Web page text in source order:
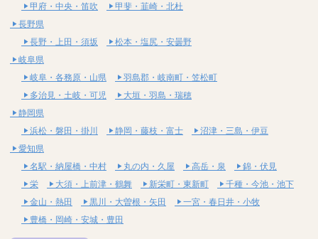
甲府・中央・笛吹
甲斐・韮崎・北杜
長野県
長野・上田・須坂
松本・塩尻・安曇野
岐阜県
岐阜・各務原・山県
羽島郡・岐南町・笠松町
多治見・土岐・可児
大垣・羽島・瑞穂
静岡県
浜松・磐田・掛川
静岡・藤枝・富士
沼津・三島・伊豆
愛知県
名駅・納屋橋・中村
丸の内・久屋 高岳・泉
錦・伏見
栄
大須・上前津・鶴舞 新栄町・東新町
千種・今池・池下
金山・熱田
黒川・大曽根・矢田
一宮・春日井・小牧
豊橋・岡崎・安城・豊田